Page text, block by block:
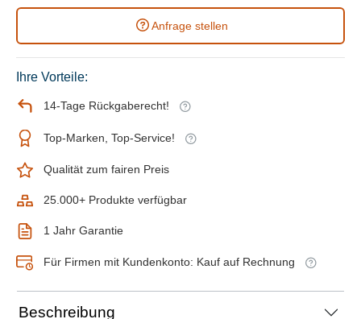
Anfrage stellen
Ihre Vorteile:
14-Tage Rückgaberecht!
Top-Marken, Top-Service!
Qualität zum fairen Preis
25.000+ Produkte verfügbar
1 Jahr Garantie
Für Firmen mit Kundenkonto: Kauf auf Rechnung
Beschreibung